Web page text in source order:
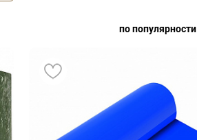
по популярности